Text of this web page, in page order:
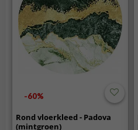
-60%
Rond vloerkleed - Padova
(mintgroen)